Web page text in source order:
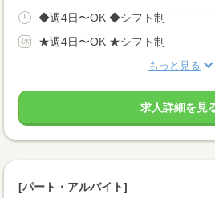
◆週4日〜OK ◆シフト制 ￣￣￣￣
★週4日〜OK ★シフト制
もっと見る
求人詳細を見
[パート・アルバイト]